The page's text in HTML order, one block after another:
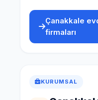
Çanakkale
firmaları
KURUMSAL